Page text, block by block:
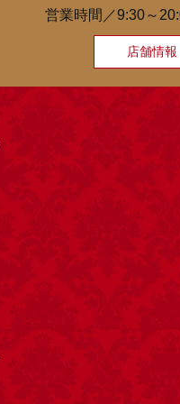
営業時間／9:30～
店舗情